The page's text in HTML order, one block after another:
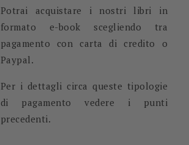
Potrai acquistare i nostri libri in
formato e-book scegliendo tra
pagamento con carta di credito o
Paypal.
Per i dettagli circa queste tipologie
di pagamento vedere i punti
precedenti.